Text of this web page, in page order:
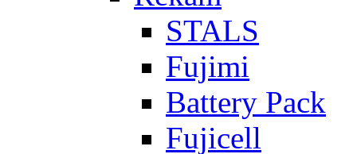
STALS
Fujimi
Battery Pack
Fujicell